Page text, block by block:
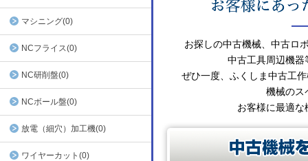
マシニング(0)
NCフライス(0)
NC研削盤(0)
NCボール盤(0)
放電（細穴）加工機(0)
ワイヤーカット(0)
お探しの中古機械、中古ロ
中古工具周辺機器
ぜひ一度、ふくしま中古工
機械のス
お客様に最適